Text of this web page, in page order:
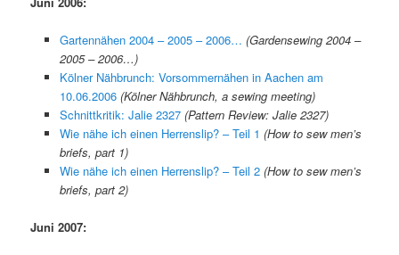
Gartennähen 2004 – 2005 – 2006… (Gardensewing 2004 –
2005 – 2006…)
Kölner Nähbrunch: Vorsommernähen in Aachen am
10.06.2006 (Kölner Nähbrunch, a sewing meeting)
Schnittkritik: Jalie 2327 (Pattern Review: Jalie 2327)
Wie nähe ich einen Herrenslip? – Teil 1 (How to sew men’s
briefs, part 1)
Wie nähe ich einen Herrenslip? – Teil 2 (How to sew men’s
briefs, part 2)
Juni 2007: